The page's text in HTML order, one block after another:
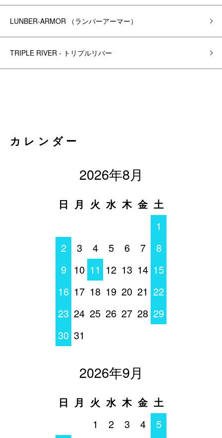
LUNBER-ARMOR （ランバーアーマー）
TRIPLE RIVER - トリプルリバー
カレンダー
2026年8月
日 月 火 水 木 金 土
1
2
3 4 5 6 7
8
9
10 11 12 13 14 15
16 17 18 19 20 21 22
23 24 25 26 27 28 29
30 31
2026年9月
日 月 火 水 木 金 土
1
2 3 4
5